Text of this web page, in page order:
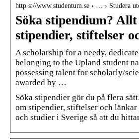
http s://www.studentum.se › … › Studera
Söka stipendium? Allt
stipendier, stiftelser
A scholarship for a needy,
belonging to the Upland student
possessing talent for scholarly/
awarded by …
Söka stipendier gör du på flera
om stipendier, stiftelser och
och studier i Sverige så att du